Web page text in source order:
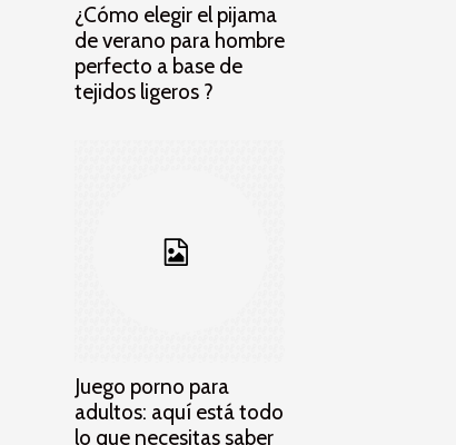
¿Cómo elegir el pijama
de verano para hombre
perfecto a base de
tejidos ligeros ?
Juego porno para
adultos: aquí está todo
lo que necesitas saber